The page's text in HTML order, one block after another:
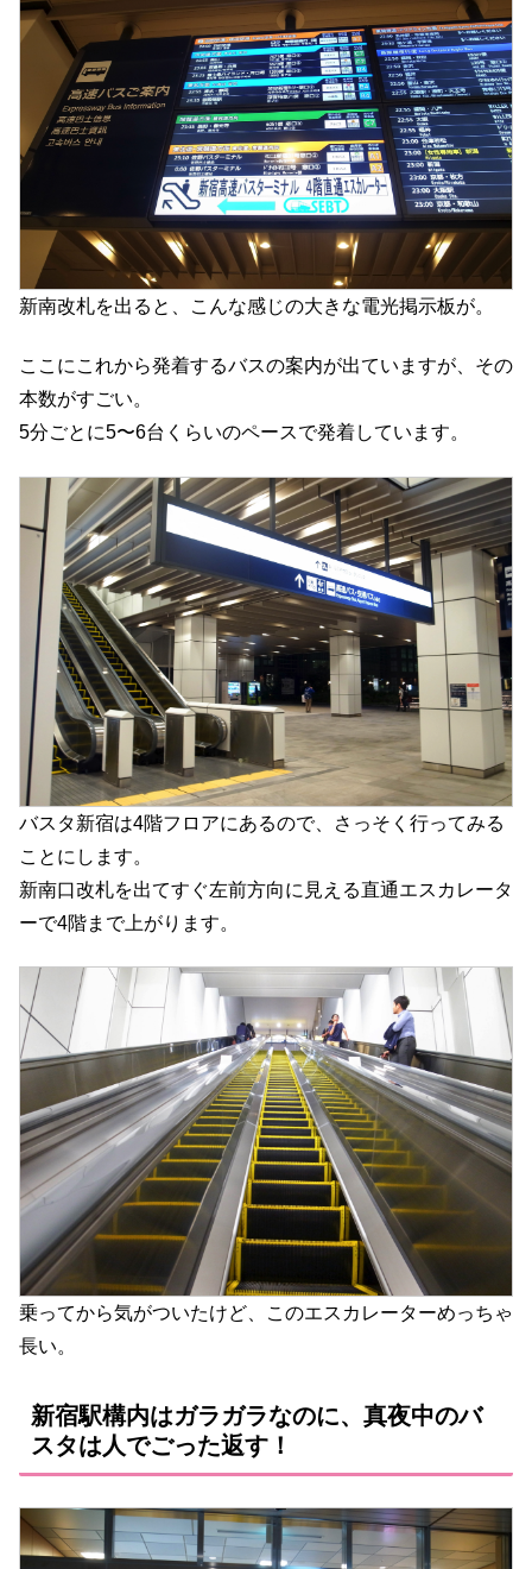
新南改札を出ると、こんな感じの大きな電光掲示板が。
ここにこれから発着するバスの案内が出ていますが、その
本数がすごい。
5分ごとに5〜6台くらいのペースで発着しています。
バスタ新宿は4階フロアにあるので、さっそく行ってみる
ことにします。
新南口改札を出てすぐ左前方向に見える直通エスカレータ
ーで4階まで上がります。
乗ってから気がついたけど、このエスカレーターめっちゃ
長い。
新宿駅構内はガラガラなのに、真夜中のバ
スタは人でごった返す！